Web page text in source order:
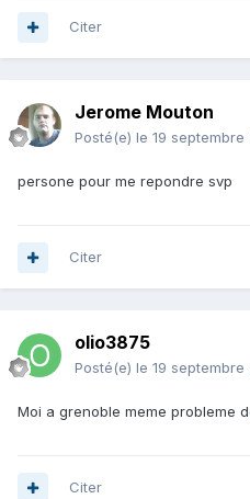
Citer
Jerome Mouton
Posté(e) le 19 septembre
persone pour me repondre svp
Citer
olio3875
Posté(e) le 19 septembre
Moi a grenoble meme probleme
Citer